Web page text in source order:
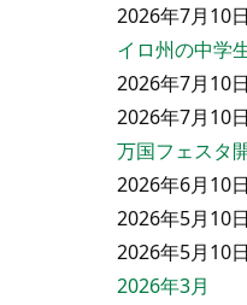
2026年7月10
イロ州の中学
2026年7月10
2026年7月10
万国フェスタ
2026年6月10
2026年5月10
2026年5月10
2026年3月